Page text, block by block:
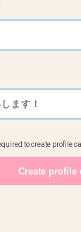
to create profile